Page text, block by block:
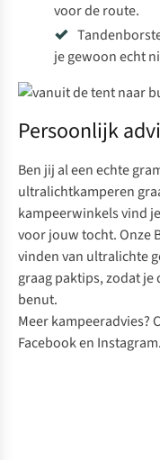
voor de route.
je gewoon echt
Persoonlijk
Ben jij al een echte
ultralichtkamperen
kampeerwinkelsvind
voor jouw tocht. Onze
vinden van ultralichte
graag paktips, zodat
benut.
Meer kampeeradvies?
Facebooken Instagram.